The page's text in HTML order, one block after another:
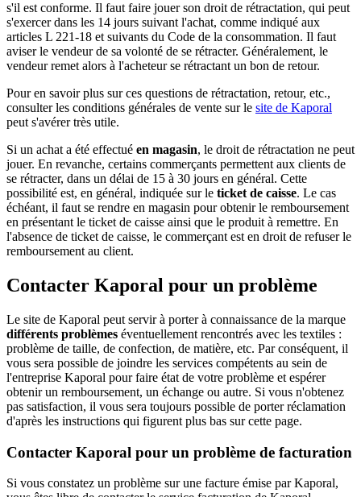
s'il est conforme. Il faut faire jouer son droit de rétractation, qui peut
s'exercer dans les 14 jours suivant l'achat, comme indiqué aux
articles L 221-18 et suivants du Code de la consommation. Il faut
aviser le vendeur de sa volonté de se rétracter. Généralement, le
vendeur remet alors à l'acheteur se rétractant un bon de retour.
Pour en savoir plus sur ces questions de rétractation, retour, etc.,
consulter les conditions générales de vente sur le site de Kaporal
peut s'avérer très utile.
Si un achat a été effectué en magasin, le droit de rétractation ne peut
jouer. En revanche, certains commerçants permettent aux clients de
se rétracter, dans un délai de 15 à 30 jours en général. Cette
possibilité est, en général, indiquée sur le ticket de caisse. Le cas
échéant, il faut se rendre en magasin pour obtenir le remboursement
en présentant le ticket de caisse ainsi que le produit à remettre. En
l'absence de ticket de caisse, le commerçant est en droit de refuser le
remboursement au client.
Contacter Kaporal pour un problème
Le site de Kaporal peut servir à porter à connaissance de la marque
différents problèmes éventuellement rencontrés avec les textiles :
problème de taille, de confection, de matière, etc. Par conséquent, il
vous sera possible de joindre les services compétents au sein de
l'entreprise Kaporal pour faire état de votre problème et espérer
obtenir un remboursement, un échange ou autre. Si vous n'obtenez
pas satisfaction, il vous sera toujours possible de porter réclamation
d'après les instructions qui figurent plus bas sur cette page.
Contacter Kaporal pour un problème de facturation
Si vous constatez un problème sur une facture émise par Kaporal,